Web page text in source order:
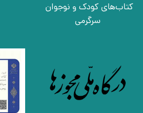
کتاب‌های کودک و نوجوان
سرگرمی